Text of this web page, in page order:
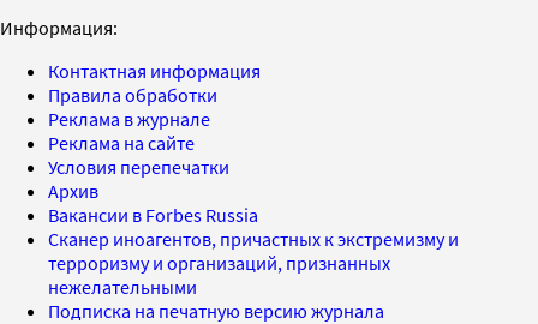
Информация:
Контактная информация
Правила обработки
Реклама в журнале
Реклама на сайте
Условия перепечатки
Архив
Вакансии в Forbes Russia
Сканер иноагентов, причастных к экстремизму и
терроризму и организаций, признанных
нежелательными
Подписка на печатную версию журнала